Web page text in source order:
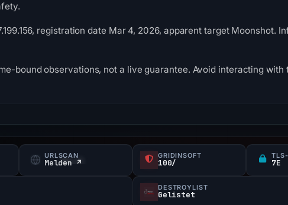
registration date Mar 4, 2026, apparent target Moonshot.
bound observations, not a live guarantee. Avoid interacting with
URLSCAN
Melden ↗
GRIDINSOFT
100/ 7E
DESTROYLIST
Gelistet